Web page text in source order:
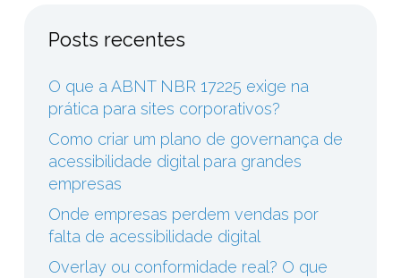
Posts recentes
O que a ABNT NBR 17225 exige na
prática para sites corporativos?
Como criar um plano de governança de
acessibilidade digital para grandes
empresas
Onde empresas perdem vendas por
falta de acessibilidade digital
Overlay ou conformidade real? O que